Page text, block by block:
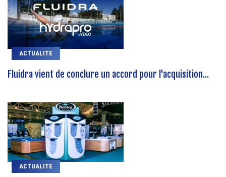
ACTUALITE
Fluidra vient de conclure un accord pour l'acquisition...
ACTUALITE